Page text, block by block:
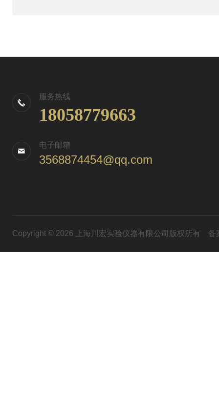
服务热线
18058779663
电子邮箱
3568874454@qq.com
Copyright © 2026 上海川宏实验仪器有限公司版权所有 备